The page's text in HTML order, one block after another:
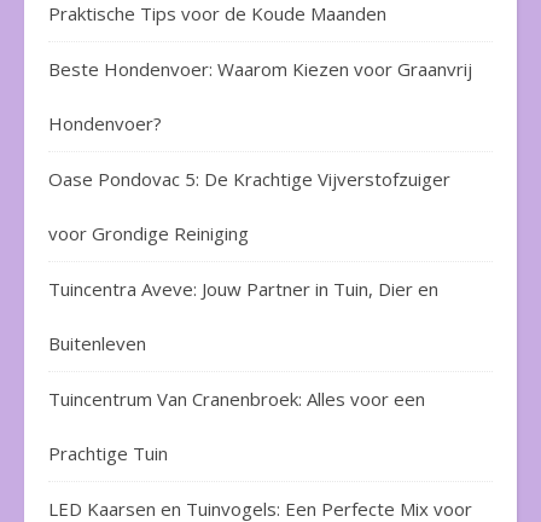
Praktische Tips voor de Koude Maanden
Beste Hondenvoer: Waarom Kiezen voor Graanvrij
Hondenvoer?
Oase Pondovac 5: De Krachtige Vijverstofzuiger
voor Grondige Reiniging
Tuincentra Aveve: Jouw Partner in Tuin, Dier en
Buitenleven
Tuincentrum Van Cranenbroek: Alles voor een
Prachtige Tuin
LED Kaarsen en Tuinvogels: Een Perfecte Mix voor